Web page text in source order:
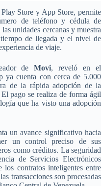
Store y App Store, permite
de teléfono y cédula de
unidades cercanas y muestra
de llegada y el nivel de
de viaje.
deMovi, reveló en el
ya cuenta con cerca de 5.000
de la rápida adopción de la
pago se realiza de forma ágil
que ha visto una adopción
un avance significativo hacia
un control preciso de sus
como créditos. La seguridad
de Servicios Electrónicos
contratos inteligentes entre
transacciones son procesadas